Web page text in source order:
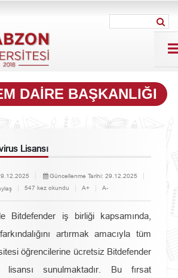
DAIRE BAŞKANLIĞI
Lisansı
Güncellenme Tarihi: 29.12.2025
547 kez okundu A+ A-
Bitdefender iş birliği kapsamında,
artırmak amacıyla tüm
öğrencilerine ücretsiz Bitdefender
sunulmaktadır. Bu fırsat